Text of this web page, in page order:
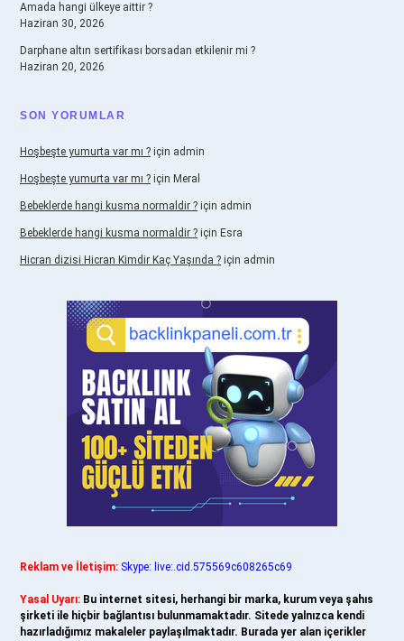
Amada hangi ülkeye aittir ?
Haziran 30, 2026
Darphane altın sertifikası borsadan etkilenir mi ?
Haziran 20, 2026
SON YORUMLAR
Hoşbeşte yumurta var mı ? için admin
Hoşbeşte yumurta var mı ? için Meral
Bebeklerde hangi kusma normaldir ? için admin
Bebeklerde hangi kusma normaldir ? için Esra
Hicran dizisi Hicran Kimdir Kaç Yaşında ? için admin
Reklam ve İletişim: Skype: live:.cid.575569c608265c69
Yasal Uyarı: Bu internet sitesi, herhangi bir marka, kurum veya şahıs
şirketi ile hiçbir bağlantısı bulunmamaktadır. Sitede yalnızca kendi
hazırladığımız makaleler paylaşılmaktadır. Burada yer alan içerikler